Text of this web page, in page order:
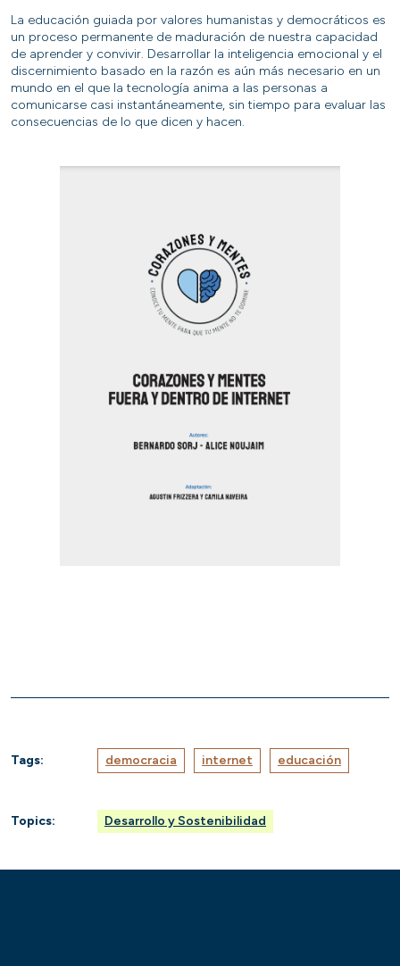
La educación guiada por valores humanistas y democráticos es
un proceso permanente de maduración de nuestra capacidad
de aprender y convivir. Desarrollar la inteligencia emocional y el
discernimiento basado en la razón es aún más necesario en un
mundo en el que la tecnología anima a las personas a
comunicarse casi instantáneamente, sin tiempo para evaluar las
consecuencias de lo que dicen y hacen.
Tags: democracia internet educación
Topics: Desarrollo y Sostenibilidad